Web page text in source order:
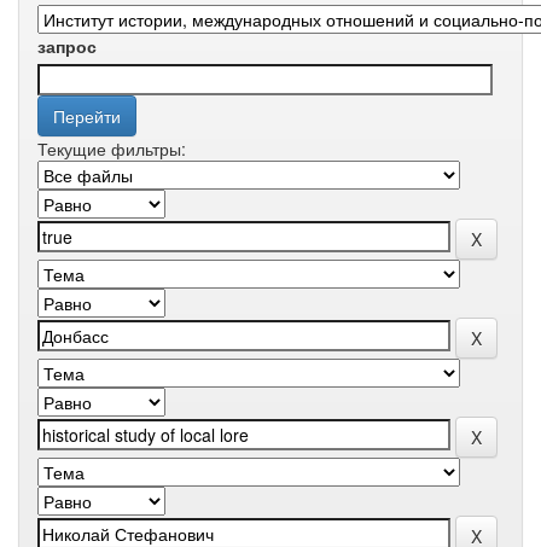
запрос
Текущие фильтры: